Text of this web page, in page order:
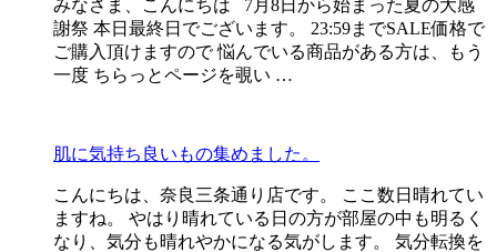
みなさま、こんにちは 7月8日から始まった夏の大感
謝祭 本日最終日でございます。 23:59までSALE価格で
ご購入頂けますので 悩んでいる商品がある方は、もう
一度 ちらっとページを覗い …
肌に気持ち良いもの集めました。
こんにちは、奈良三条通り店です。 ここ数日晴れてい
ますね。 やはり晴れている日の方が部屋の中も明るく
なり、気分も晴れやかになる気がします。 気分転換を